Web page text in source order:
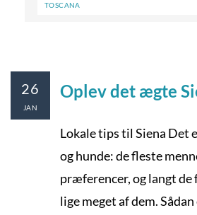
TOSCANA
Oplev det ægte
Lokale tips til Siena Det
og hunde: de fleste
præferencer, og langt
lige meget af dem.
26
JAN